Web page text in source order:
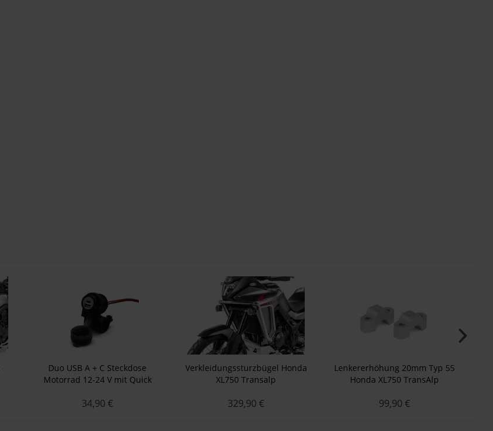
Duo USB A + C Steckdose
Motorrad 12-24 V mit Quick
34,90 €
Verkleidungssturzbügel Honda
XL750 Transalp
329,90 €
Lenkererhöhung 20mm Typ 55
Honda XL750 TransAlp
99,90 €